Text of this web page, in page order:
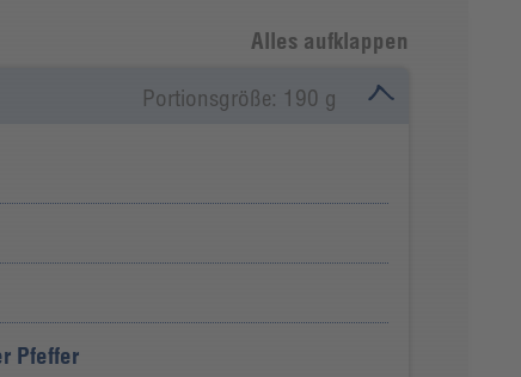
Alles aufklappen
Portionsgröße: 190 g
Pfeffer